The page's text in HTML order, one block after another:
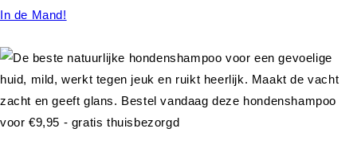
In de Mand!